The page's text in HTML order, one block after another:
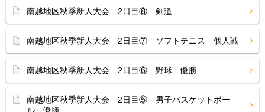
南越地区秋季新人大会 2日目⑧ 剣道
南越地区秋季新人大会 2日目⑦ ソフトテニス 個人戦
南越地区秋季新人大会 2日目⑥ 野球 優勝
南越地区秋季新人大会 2日目⑤ 男子バスケットボー